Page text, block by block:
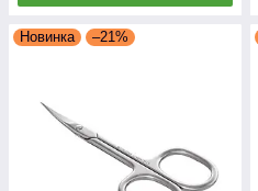
Новинка –21%